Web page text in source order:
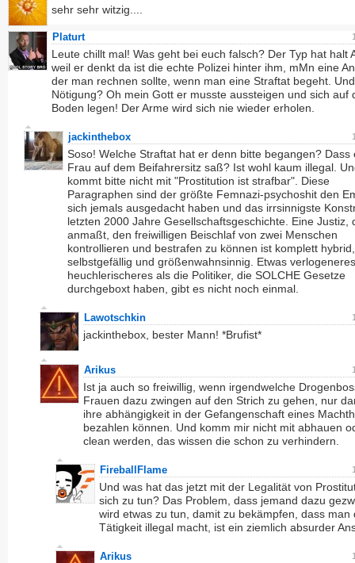
sehr sehr witzig....
Platurt
Leute chillt mal! Was geht bei euch falsch? Der Typ hat halt
weil er denkt da ist die echte Polizei hinter ihm, mMn eine
der man rechnen sollte, wenn man eine Straftat begeht. Und
Nötigung? Oh mein Gott er musste aussteigen und sich auf
Boden legen! Der Arme wird sich nie wieder erholen.
jackinthebox
Soso! Welche Straftat hat er denn bitte begangen? Dass
Frau auf dem Beifahrersitz saß? Ist wohl kaum illegal.
kommt bitte nicht mit "Prostitution ist strafbar". Diese
Paragraphen sind der größte Femnazi-psychoshit den
sich jemals ausgedacht haben und das irrsinnigste
letzten 2000 Jahre Gesellschaftsgeschichte. Eine Justiz,
anmaßt, den freiwilligen Beischlaf von zwei Menschen
kontrollieren und bestrafen zu können ist komplett hybrid,
selbstgefällig und größenwahnsinnig. Etwas
heuchlerischeres als die Politiker, die SOLCHE Gesetze
durchgeboxt haben, gibt es nicht noch einmal.
Lawotschkin
jackinthebox, bester Mann! *Brufist*
Arikus
Ist ja auch so freiwillig, wenn irgendwelche
Frauen dazu zwingen auf den Strich zu gehen, nur
ihre abhängigkeit in der Gefangenschaft eines
bezahlen können. Und komm mir nicht mit abhauen
clean werden, das wissen die schon zu verhindern.
FireballFlame
Und was hat das jetzt mit der Legalität von
sich zu tun? Das Problem, dass jemand dazu
wird etwas zu tun, damit zu bekämpfen, dass man
Tätigkeit illegal macht, ist ein ziemlich absurder
Arikus